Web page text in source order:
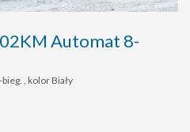
Automat 8-
, kolor Biały